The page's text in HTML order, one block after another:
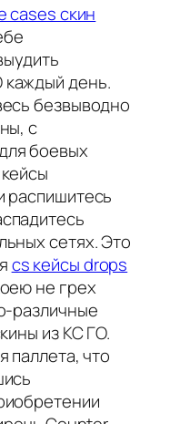
cases скин
каждый день.
безвыводно
с
боевых
распишитесь
сетях. Это
cs кейсы drops
не грех
различные
из КС ГО.
паллета, что